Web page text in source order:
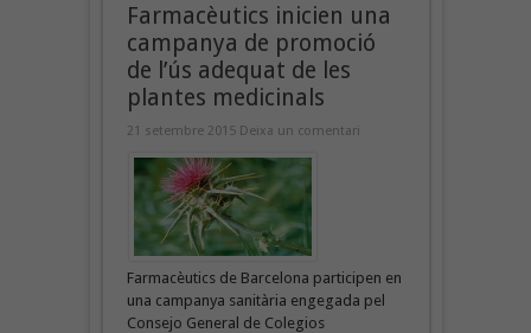
Farmacèutics inicien una
campanya de promoció
de l’ús adequat de les
plantes medicinals
21 setembre 2015 Deixa un comentari
Farmacèutics de Barcelona participen en
una campanya sanitària engegada pel
Consejo General de Colegios